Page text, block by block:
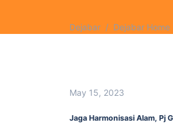
Dejabar Dejabar Home
May 15, 2023
Jaga Harmonisasi Alam, Pj